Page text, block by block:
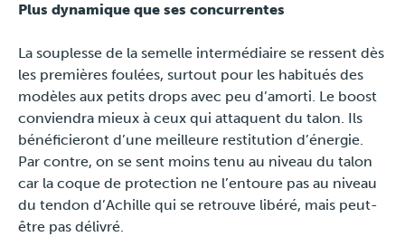
Plus dynamique que ses concurrentes
La souplesse de la semelle intermédiaire se ressent dès
les premières foulées, surtout pour les habitués des
modèles aux petits drops avec peu d’amorti. Le boost
conviendra mieux à ceux qui attaquent du talon. Ils
bénéficieront d’une meilleure restitution d’énergie.
Par contre, on se sent moins tenu au niveau du talon
car la coque de protection ne l’entoure pas au niveau
du tendon d’Achille qui se retrouve libéré, mais peut-
être pas délivré.